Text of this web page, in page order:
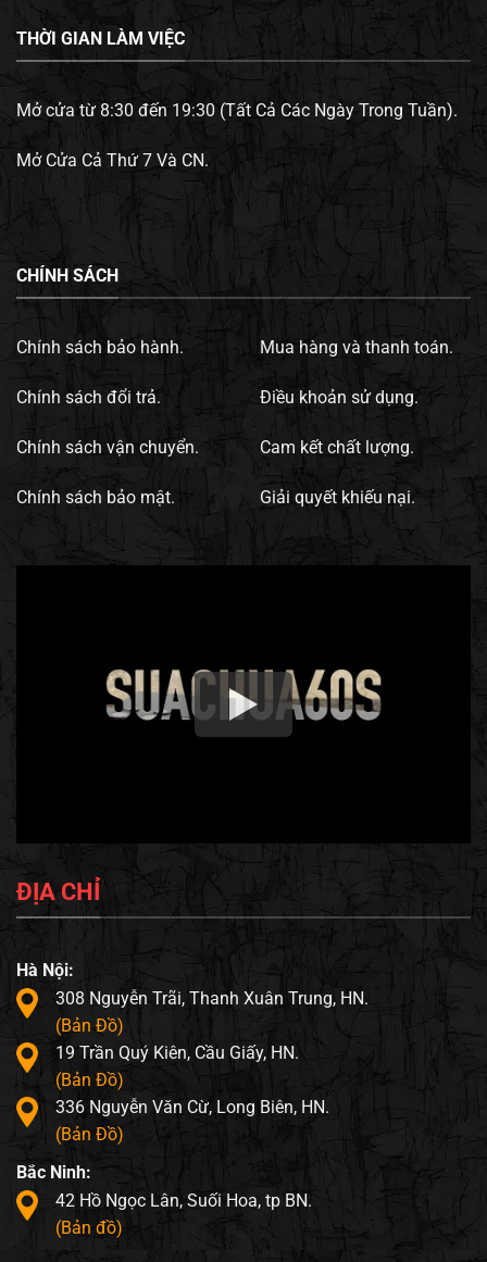
THỜI GIAN LÀM VIỆC
Mở cửa từ 8:30 đến 19:30 (Tất Cả Các Ngày Trong Tuần).
Mở Cửa Cả Thứ 7 Và CN.
CHÍNH SÁCH
Chính sách bảo hành.
Chính sách đổi trả.
Chính sách vận chuyển.
Chính sách bảo mật.
Mua hàng và thanh toán.
Điều khoản sử dụng.
Cam kết chất lượng.
Giải quyết khiếu nại.
ĐỊA CHỈ
Hà Nội:
308 Nguyễn Trãi, Thanh Xuân Trung, HN.
(Bản Đồ)
19 Trần Quý Kiên, Cầu Giấy, HN.
(Bản Đồ)
336 Nguyễn Văn Cừ, Long Biên, HN.
(Bản Đồ)
Bắc Ninh:
42 Hồ Ngọc Lân, Suối Hoa, tp BN.
(Bản đồ)